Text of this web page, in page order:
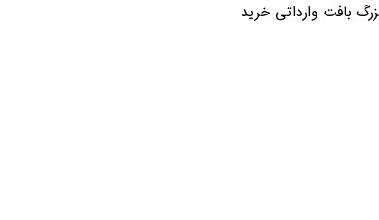
بافت وارداتی خرید